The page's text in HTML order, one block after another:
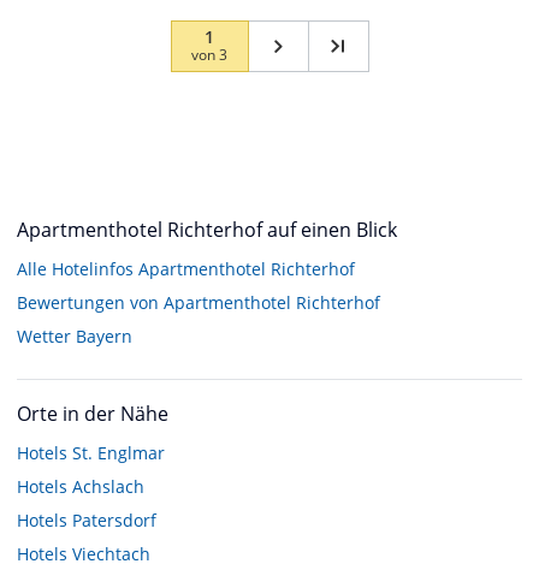
1
von3
Apartmenthotel Richterhof auf einen Blick
Alle Hotelinfos Apartmenthotel Richterhof
Bewertungen von Apartmenthotel Richterhof
Wetter Bayern
Orte in der Nähe
Hotels St. Englmar
Hotels Achslach
Hotels Patersdorf
Hotels Viechtach